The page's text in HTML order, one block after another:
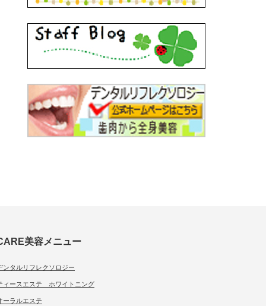
美容メニュー
ンタルリフレクソロジー
ィースエステ ホワイトニング
ーラルエステ